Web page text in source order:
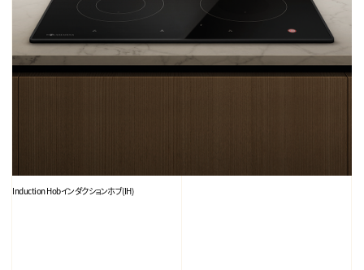
Induction Hobインダクションホブ(IH)